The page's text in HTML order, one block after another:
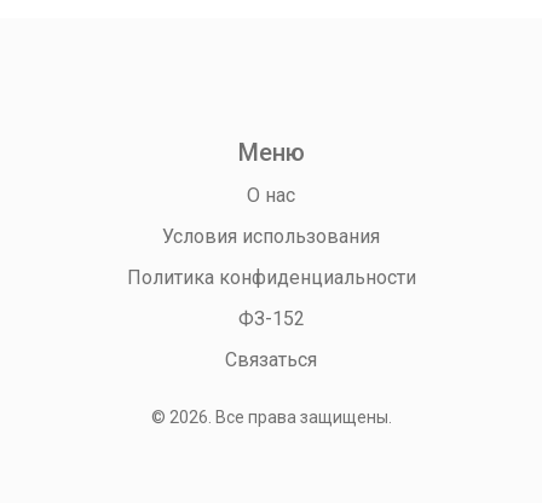
Меню
О нас
Условия использования
Политика конфиденциальности
ФЗ-152
Связаться
© 2026. Все права защищены.